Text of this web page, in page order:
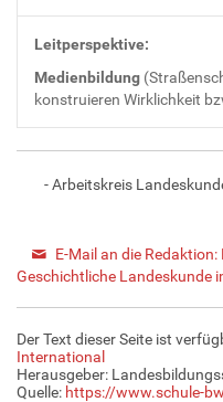
Leitperspektive:
Medienbildung
konstruieren Wirklichkeit
- Arbeitskreis
E-Mail an die
Geschichtliche Landeskunde
Der Text dieser Seite ist
International
Herausgeber:
Quelle: https://www.schule-